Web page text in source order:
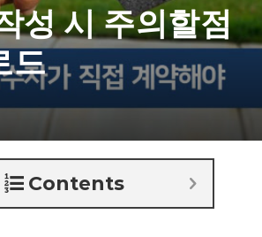
성 시 주의할점
드
Contents